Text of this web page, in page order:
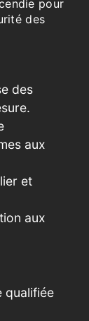
pour
des
des
aux
et
aux
qualifiée